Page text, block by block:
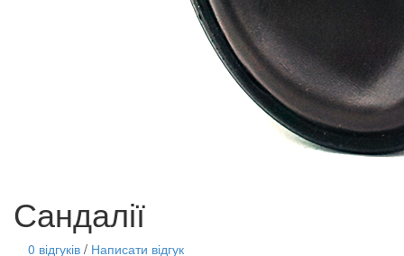
Сандалії
0 відгуків / Написати відгук